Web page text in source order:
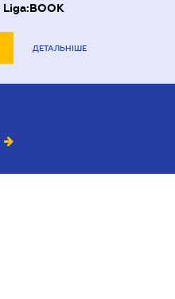
Liga:BOOK
ДЕТАЛЬНІШЕ